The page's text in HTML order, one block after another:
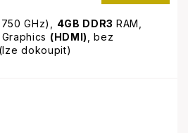
GHz), 4GB DDR3 RAM,
(HDMI)
, bez
dokoupit)